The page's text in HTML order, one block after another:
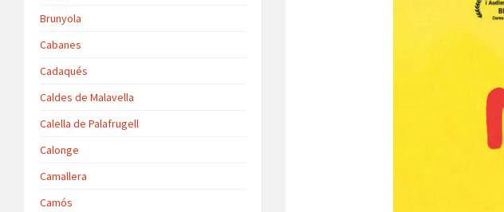
Brunyola
Cabanes
Cadaqués
Caldes de Malavella
Calella de Palafrugell
Calonge
Camallera
Camós